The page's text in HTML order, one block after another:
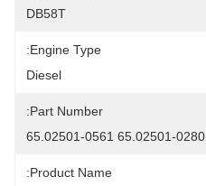
DB58T
Engine Type:
Diesel
Part Number:
65.02501-0280 65.02501-0561
Product Name: